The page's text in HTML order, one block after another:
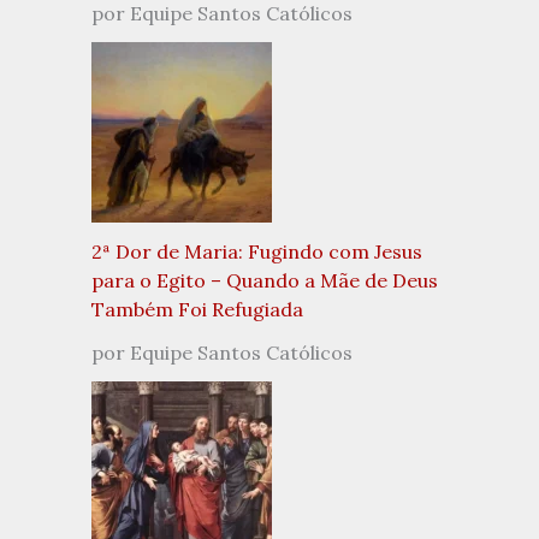
por Equipe Santos Católicos
2ª Dor de Maria: Fugindo com Jesus
para o Egito – Quando a Mãe de Deus
Também Foi Refugiada
por Equipe Santos Católicos